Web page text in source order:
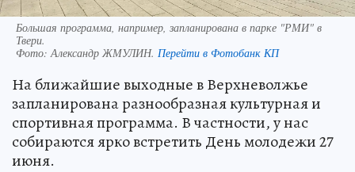
Большая программа, например, запланирована в парке "РМИ" в
Твери.
Фото: Александр ЖМУЛИН. Перейти в Фотобанк КП
На ближайшие выходные в Верхневолжье
запланирована разнообразная культурная и
спортивная программа. В частности, у нас
собираются ярко встретить День молодежи 27
июня.